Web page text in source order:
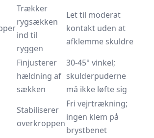
Trækker
rygsækken
ind til
ryggen
Let til moderat
kontakt uden at
afklemme skuldre
Finjusterer
hældning af
sækken
30-45° vinkel;
skulderpuderne
må ikke løfte sig
Stabiliserer
overkroppen
Fri vejrtrækning;
ingen klem på
brystbenet